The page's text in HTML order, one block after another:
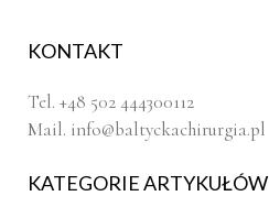
KONTAKT
Tel. +48 502 444300112
Mail. info@baltyckachirurgia.pl
KATEGORIE ARTYKUŁÓW